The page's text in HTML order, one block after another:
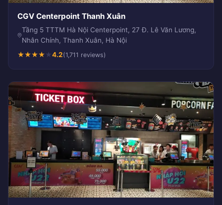
CGV Centerpoint Thanh Xuân
Tầng 5 TTTM Hà Nội Centerpoint, 27 Đ. Lê Văn Lương,
Nhân Chính, Thanh Xuân, Hà Nội
★★★★★4.2(1,711 reviews)